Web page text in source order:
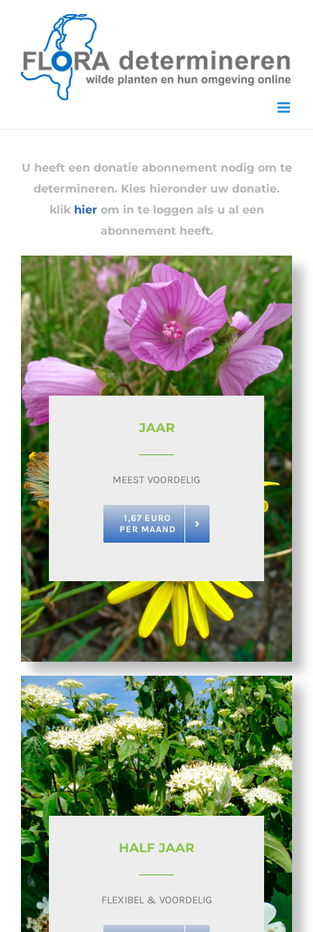
content
U heeft een donatie abonnement nodig om te
determineren. Kies hieronder uw donatie.
klik hierom in te loggen als u al een
abonnement heeft.
JAAR
MEEST VOORDELIG
1,67 EURO
PER MAAND
HALF JAAR
FLEXIBEL & VOORDELIG